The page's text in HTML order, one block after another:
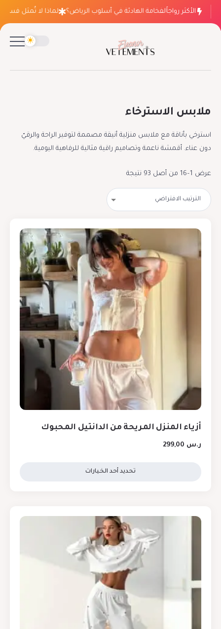
الأكثر رواجاً
لماذا ينتصر الفخامة الهادئة في أسلوب الرياض؟ لماذا لا تُمثل فساتين
ملابس الاسترخاء
استرخي بأناقة مع ملابس منزلية أنيقة مصممة لتوفير الراحة والرقيّ
دون عناء. أقمشة ناعمة وتصاميم راقية مثالية للرفاهية اليومية.
عرض 1–16 من أصل 93 نتيجة
أزياء المنزل المريحة من الدانتيل المحبوك
ر.س
تحديد أحد الخيارات